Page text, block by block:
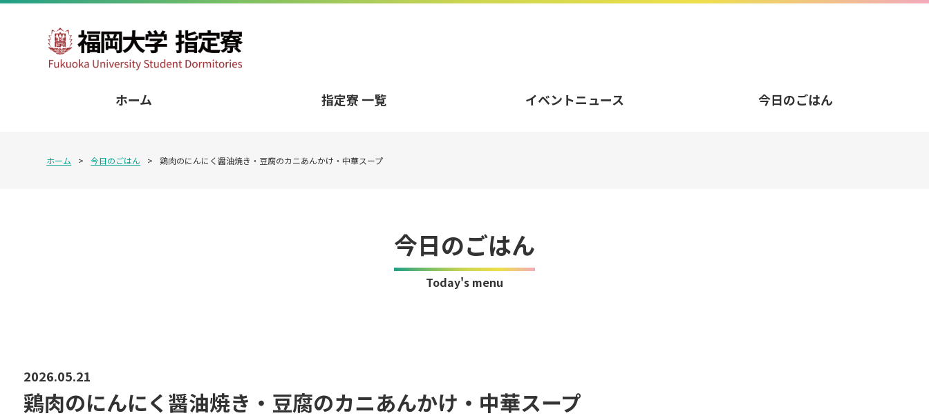
ホーム 指定寮 一覧 イベントニュース 今日のごはん
ホーム > 今日のごはん > 鶏肉のにんにく醤油焼き・豆腐のカニあんかけ・中華スープ
今日のごはん
Today's menu
2026.05.21
鶏肉のにんにく醤油焼き・豆腐のカニあんかけ・中華スープ